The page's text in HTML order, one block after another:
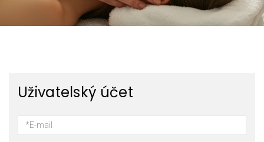
Uživatelský účet